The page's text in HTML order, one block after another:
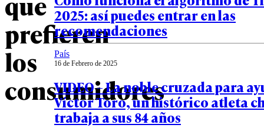
prefieren
los
consumidores
2025: así puedes entrar en las
recomendaciones
País
16 de Febrero de 2025
VIDEO – La noble cruzada para
Víctor Toro, un histórico atleta
trabaja a sus 84 años